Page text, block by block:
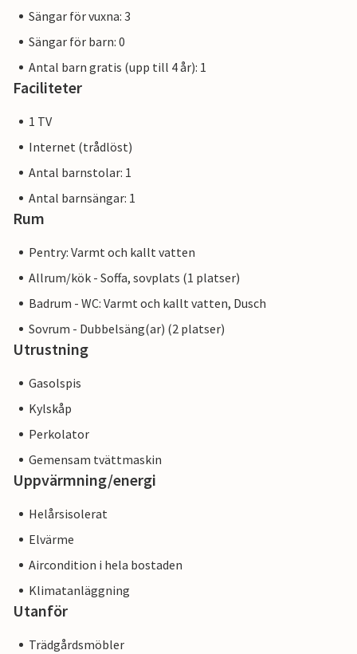
Sängar för vuxna: 3
Sängar för barn: 0
Antal barn gratis (upp till 4 år): 1
Faciliteter
1 TV
Internet (trådlöst)
Antal barnstolar: 1
Antal barnsängar: 1
Rum
Pentry: Varmt och kallt vatten
Allrum/kök - Soffa, sovplats (1 platser)
Badrum - WC: Varmt och kallt vatten, Dusch
Sovrum - Dubbelsäng(ar) (2 platser)
Utrustning
Gasolspis
Kylskåp
Perkolator
Gemensam tvättmaskin
Uppvärmning/energi
Helårsisolerat
Elvärme
Aircondition i hela bostaden
Klimatanläggning
Utanför
Trädgårdsmöbler